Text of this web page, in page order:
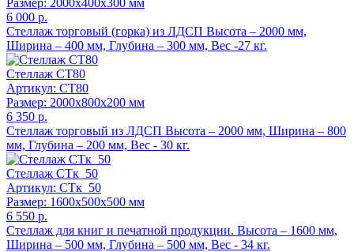
6 000 р.
Стеллаж торговый (горка) из ЛДСП Высота – 2000 мм,
Ширина – 400 мм, Глубина – 300 мм, Вес -27 кг.
Стеллаж СТ80
Артикул: СТ80
Размер: 2000x800x200 мм
6 350 р.
Стеллаж торговый из ЛДСП Высота – 2000 мм, Ширина – 800
мм, Глубина – 200 мм, Вес - 30 кг.
Стеллаж СТк_50
Артикул: СТк_50
Размер: 1600x500x500 мм
6 550 р.
Стеллаж для книг и печатной продукции. Высота – 1600 мм,
Ширина – 500 мм, Глубина – 500 мм, Вес - 34 кг.